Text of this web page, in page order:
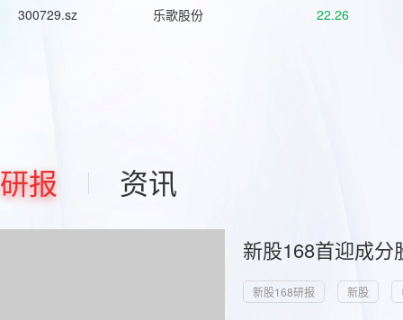
300729.sz 乐歌股份 22.26
研报 资讯
新股168首迎成
新股168研报 新股